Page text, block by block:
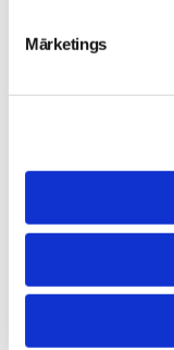
Mārketings
Dāmu Projekts